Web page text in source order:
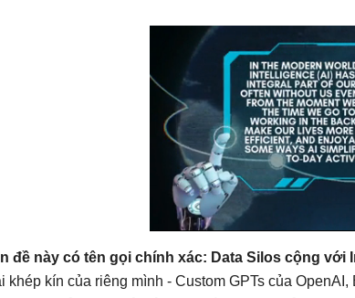
đề này có tên gọi chính xác: Data Silos cộng với
khép kín của riêng mình - Custom GPTs của